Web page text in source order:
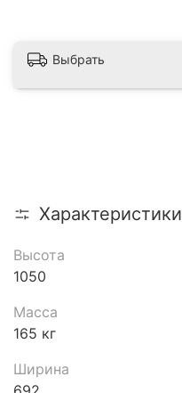
Выбрать
Характеристики
Высота
1050
Масса
165 кг
Ширина